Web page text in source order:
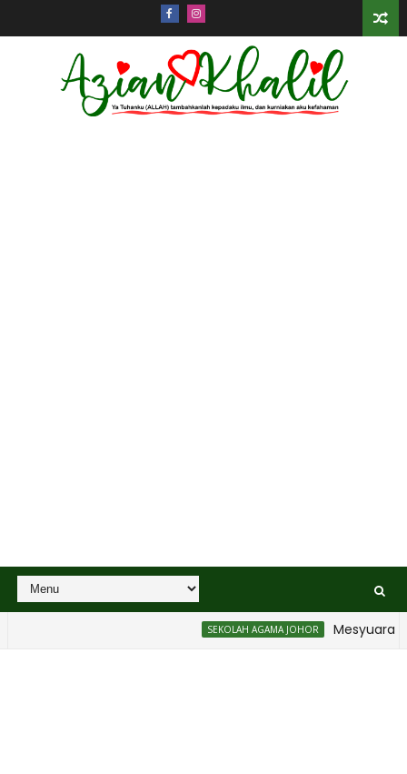
SEKOLAH AGAMA JOHOR Mesyuarat